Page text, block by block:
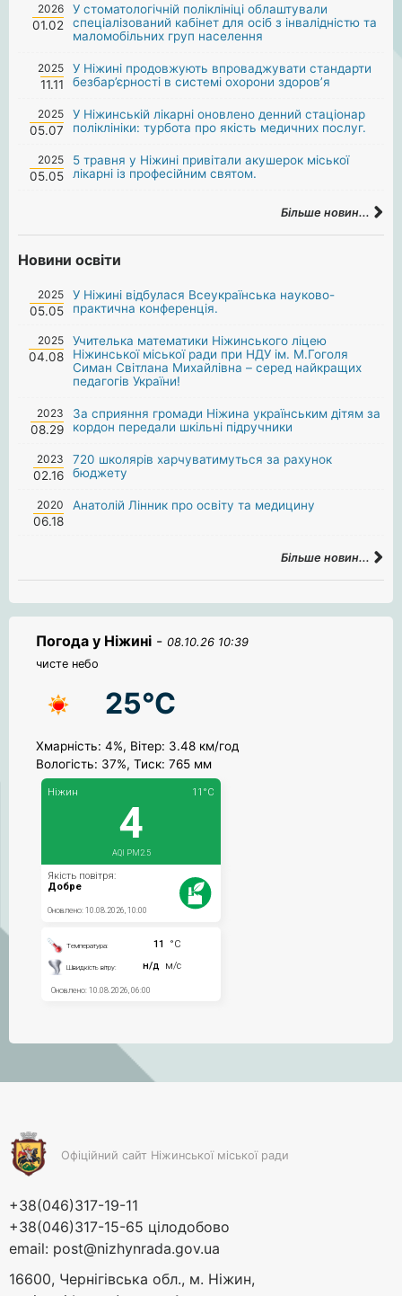
2026
01.02
У стоматологічній поліклініці облаштували
спеціалізований кабінет для осіб з інвалідністю та
маломобільних груп населення
2025
11.11
У Ніжині продовжують впроваджувати стандарти
безбар’єрності в системі охорони здоров’я
2025
05.07
У Ніжинській лікарні оновлено денний стаціонар
поліклініки: турбота про якість медичних послуг.
2025
05.05
5 травня у Ніжині привітали акушерок міської
лікарні із професійним святом.
Більше новин...
Новини освіти
2025
05.05
У Ніжині відбулася Всеукраїнська науково-
практична конференція.
2025
04.08
Учителька математики Ніжинського ліцею
Ніжинської міської ради при НДУ ім. М.Гоголя
Симан Світлана Михайлівна – серед найкращих
педагогів України!
2023
08.29
За сприяння громади Ніжина українським дітям за
кордон передали шкільні підручники
2023
02.16
720 школярів харчуватимуться за рахунок
бюджету
2020
06.18
Анатолій Лінник про освіту та медицину
Більше новин...
Погода у Ніжині - 08.10.26 10:39
чисте небо
25°C
Хмарність: 4%, Вітер: 3.48 км/год
Вологість: 37%, Тиск: 765 мм
Офіційний сайт Ніжинської міської ради
+38(046)317-19-11
+38(046)317-15-65 цілодобово
email: post@nizhynrada.gov.ua
16600, Чернігівська обл., м. Ніжин,